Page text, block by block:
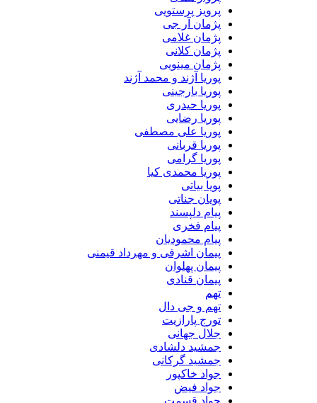
پرویز پرستویی
پژمان آر جی
پژمان غلامی
پژمان کلانی
پژمان مینویی
پوریا آژند و محمد آژند
پوریا بارجینی
پوریا حیدری
پوریا رضایی
پوریا علی مصطفی
پوریا قربانی
پوریا گرامی
پوریا محمدی کیا
پویا بیاتی
پویان جناتی
پیام دلپسند
پیام فخری
پیام محمودیان
پیمان اشرفی و مهرداد قیمنی
پیمان پهلوان
پیمان قنادی
تهم و جی دال
تورج پارازیت
جلال جهانی
جمشید دلشادی
جمشید گرکانی
جواد خاکپور
جواد فیض
جواد قسمت